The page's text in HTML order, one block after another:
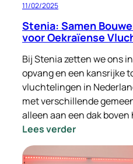
11/02/2025
Stenia: Samen
voor Oekraïense
Bij Stenia zetten we ons
opvang en een kansrijke
vluchtelingen in
met verschillende
alleen aan een dak boven
Lees verder:
Stenia:
Samen